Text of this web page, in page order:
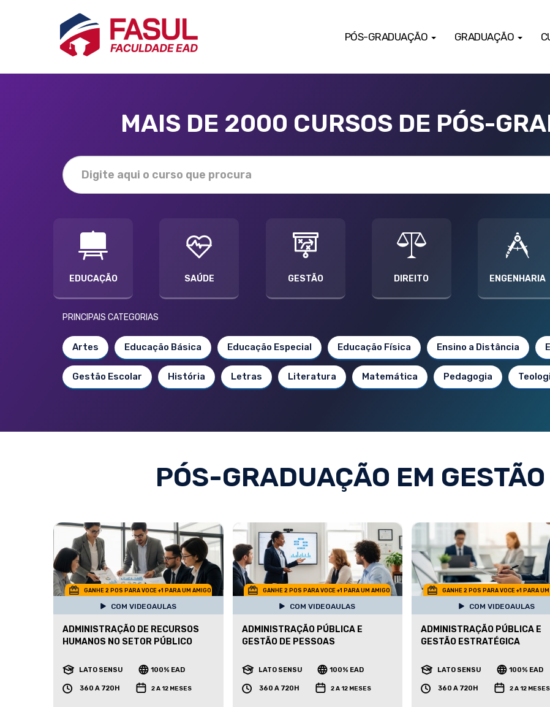
PÓS-GRADUAÇÃO GRADUAÇÃO
MAIS DE 2000 CURSOS DE PÓS-
EDUCAÇÃO SAÚDE GESTÃO DIREITO ENGENHARIA
PRINCIPAIS CATEGORIAS
Artes Educação Básica Educação Especial Educação Física Ensino a Distância
Gestão Escolar História Letras Literatura Matemática Pedagogia
PÓS-GRADUAÇÃO EM
GANHE 2 POS PARA VOCE +1 PARA UM AMIGO
COM VIDEOAULAS
ADMINISTRAÇÃO DE RECURSOS
HUMANOS NO SETOR PÚBLICO
LATO SENSU 100% EAD
360 A 720H 2 A 12 MESES
GANHE 2 POS PARA VOCE +1 PARA UM AMIGO
COM VIDEOAULAS
ADMINISTRAÇÃO PÚBLICA E
GESTÃO DE PESSOAS
LATO SENSU 100% EAD
360 A 720H 2 A 12 MESES
GANHE 2 POS PARA VOCE +1 PARA UM
COM VIDEOAULAS
ADMINISTRAÇÃO PÚBLICA E
GESTÃO ESTRATÉGICA
LATO SENSU 100% EAD
360 A 720H 2 A 12 MESES